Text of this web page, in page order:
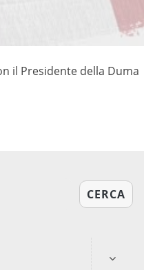
il Presidente della Duma
CERCA